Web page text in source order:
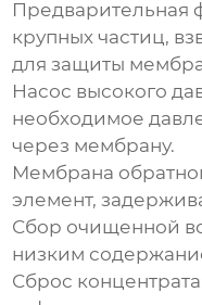
Предварительная
крупных частиц,
для защиты
Насос высокого
необходимое
через мембрану.
Мембрана
элемент,
Сбор очищенной
низким
Сброс